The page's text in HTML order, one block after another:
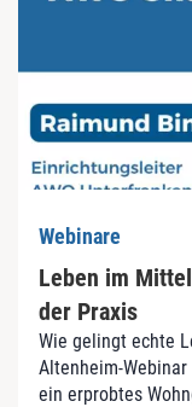
Webinare
Leben im
der Praxis
Wie gelingt echte
Altenheim-
ein erprobtes